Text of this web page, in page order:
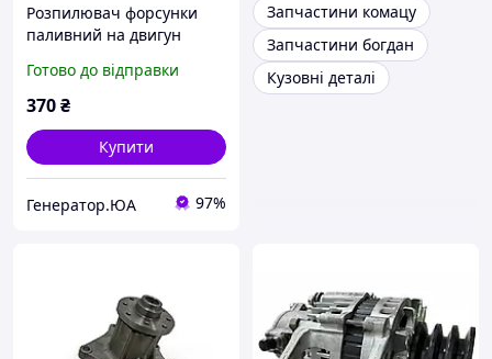
Розпилювач форсунки
паливний на двигун
Готово до відправки
370₴
Купити
Генератор.ЮА 97%
Запчастини комацу
Запчастини богдан
Кузовні деталі